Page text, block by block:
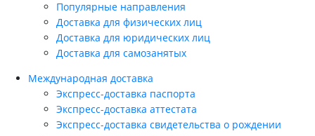
Популярные направления
Доставка для физических лиц
Доставка для юридических лиц
Доставка для самозанятых
Международная доставка
Экспресс-доставка паспорта
Экспресс-доставка аттестата
Экспресс-доставка свидетельства о рождении